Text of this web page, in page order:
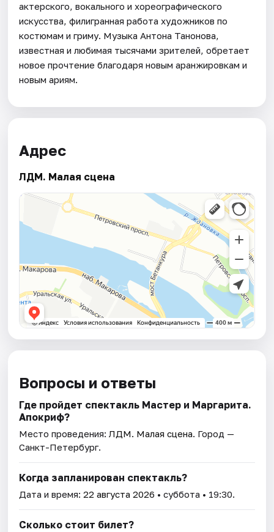
актерского, вокального и хореографического
искусства, филигранная работа художников по
костюмам и гриму. Музыка Антона Танонова,
известная и любимая тысячами зрителей, обретает
новое прочтение благодаря новым аранжировкам и
новым ариям.
Адрес
ЛДМ. Малая сцена
Вопросы и ответы
Где пройдет спектакль Мастер и Маргарита.
Апокриф?
Место проведения:ЛДМ. Малая сцена. Город —
Санкт-Петербург.
Когда запланирован спектакль?
Дата и время:22 августа 2026 • суббота • 19:30.
Сколько стоит билет?